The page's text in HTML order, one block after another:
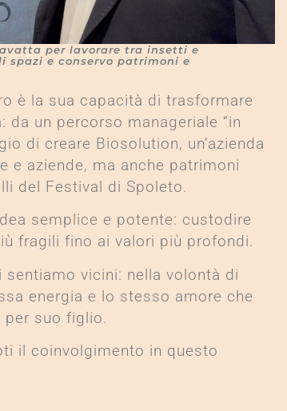
per lavorare tra insetti e
spazi e conservo patrimoni e
è la sua capacità di trasformare
da un percorso manageriale “in
di creare Biosolution, un’azienda
e aziende, ma anche patrimoni
del Festival di Spoleto.
semplice e potente: custodire
fragili fino ai valori più profondi.
vicini: nella volontà di
energia e lo stesso amore che
per suo figlio.
il coinvolgimento in questo